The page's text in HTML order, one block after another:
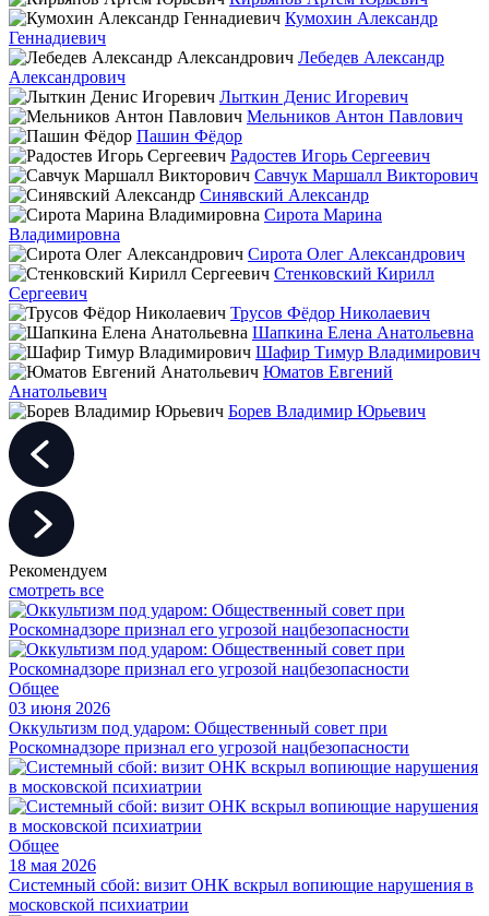
Кумохин Александр
Геннадиевич
Лебедев Александр
Александрович
Лыткин Денис Игоревич
Мельников Антон Павлович
Пашин Фёдор
Радостев Игорь Сергеевич
Савчук Маршалл Викторович
Синявский Александр
Сирота Марина
Владимировна
Сирота Олег Александрович
Стенковский Кирилл
Сергеевич
Трусов Фёдор Николаевич
Шапкина Елена Анатольевна
Шафир Тимур Владимирович
Юматов Евгений
Анатольевич
Борев Владимир Юрьевич
Рекомендуем
смотреть все
Общее
03 июня 2026
Оккультизм под ударом: Общественный совет при
Роскомнадзоре признал его угрозой нацбезопасности
Общее
18 мая 2026
Системный сбой: визит ОНК вскрыл вопиющие нарушения в
московской психиатрии